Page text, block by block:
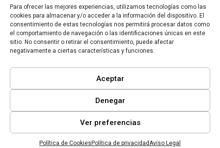
Para ofrecer las mejores experiencias, utilizamos tecnologías como las
cookies para almacenar y/o acceder a la información del dispositivo. El
consentimiento de estas tecnologías nos permitirá procesar datos como
el comportamiento de navegación o las identificaciones únicas en este
sitio. No consentir o retirar el consentimiento, puede afectar
negativamente a ciertas características y funciones.
Aceptar
Denegar
Ver preferencias
Política de Cookies Política de privacidadAviso Legal
Servicios
Ayudas Post-DANA:
Soluciones para personas y
negocios – SoliDANA |
Industria 4.0
Esto es TODO debes saber
sobre el Programa Activa
Industria 4.0 de Cámara
Valencia
Inicio Mi lista Perfil